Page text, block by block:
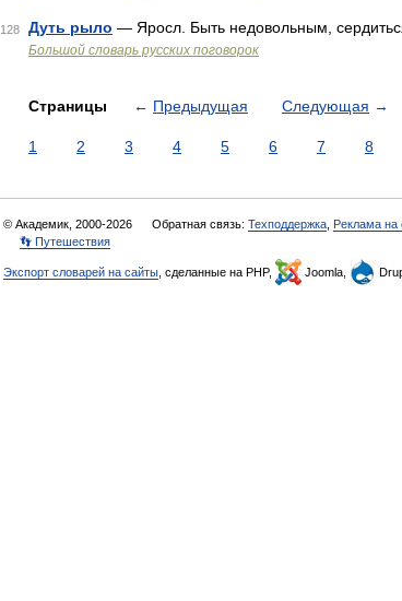
128 Дуть рыло — Яросл. Быть недовольным,
Большой словарь русских поговорок
Страницы ← Предыдущая Следующая →
1 2 3 4 5 6 7 8
© Академик, 2000-2026 Обратная связь: Техподдержка Реклама на
👣 Путешествия
Экспорт словарей на сайты , сделанные на PHP, Joomla,